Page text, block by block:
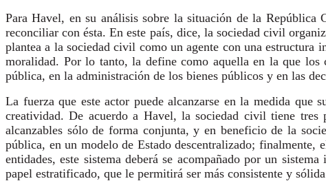
Para Havel, en su análisis sobre la situación de la
reconciliar con ésta. En este país, dice, la sociedad civil
plantea a la sociedad civil como un agente con una
moralidad. Por lo tanto, la define como aquella en la que los
pública, en la administración de los bienes públicos y en las
La fuerza que este actor puede alcanzarse en la medida
creatividad. De acuerdo a Havel, la sociedad civil tiene
alcanzables sólo de forma conjunta, y en beneficio de la
pública, en un modelo de Estado descentralizado; finalmente,
entidades, este sistema deberá se acompañado por un
papel estratificado, que le permitirá ser más consistente y